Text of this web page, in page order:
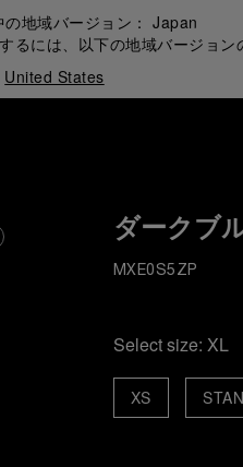
の地域バージョン：Japan
るには、以下の地域バージョン
United States
ダークブ
MXE0S5ZP
Select size: XL
XS